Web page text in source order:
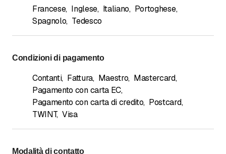
Francese, Inglese, Italiano, Portoghese,
Spagnolo, Tedesco
Condizioni di pagamento
Contanti, Fattura, Maestro, Mastercard,
Pagamento con carta EC,
Pagamento con carta di credito, Postcard,
TWINT, Visa
Modalità di contatto